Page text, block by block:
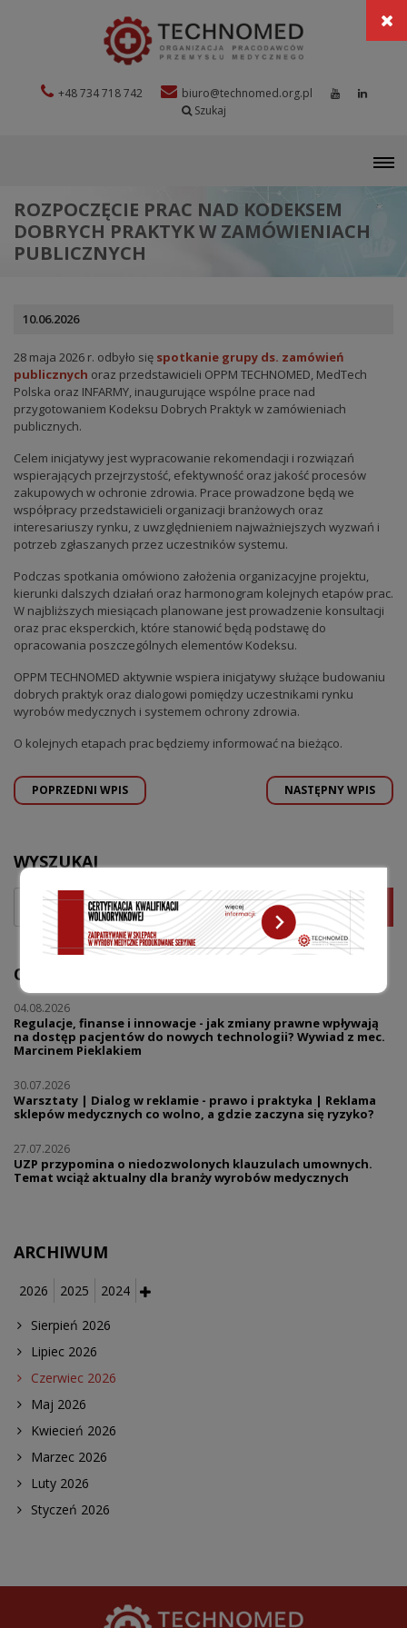
+48 734 718 742
biuro@technomed.org.pl
Szukaj
ROZPOCZĘCIE PRAC NAD KODEKSEM
DOBRYCH PRAKTYK W ZAMÓWIENIACH
PUBLICZNYCH
10.06.2026
28 maja 2026 r. odbyło się spotkanie grupy ds. zamówień
publicznych oraz przedstawicieli OPPM TECHNOMED, MedTech
Polska oraz INFARMY, inaugurujące wspólne prace nad
przygotowaniem Kodeksu Dobrych Praktyk w zamówieniach
publicznych.
Celem inicjatywy jest wypracowanie rekomendacji i rozwiązań
wspierających przejrzystość, efektywność oraz jakość procesów
zakupowych w ochronie zdrowia. Prace prowadzone będą we
współpracy przedstawicieli organizacji branżowych oraz
interesariuszy rynku, z uwzględnieniem najważniejszych wyzwań i
potrzeb zgłaszanych przez uczestników systemu.
Podczas spotkania omówiono założenia organizacyjne projektu,
kierunki dalszych działań oraz harmonogram kolejnych etapów prac.
W najbliższych miesiącach planowane jest prowadzenie konsultacji
oraz prac eksperckich, które stanowić będą podstawę do
opracowania poszczególnych elementów Kodeksu.
OPPM TECHNOMED aktywnie wspiera inicjatywy służące budowaniu
dobrych praktyk oraz dialogowi pomiędzy uczestnikami rynku
wyrobów medycznych i systemem ochrony zdrowia.
O kolejnych etapach prac będziemy informować na bieżąco.
POPRZEDNI WPIS NASTĘPNY WPIS
WYSZUKAJ
OSTATNIE WPISY
04.08.2026
Regulacje, finanse i innowacje - jak zmiany prawne wpływają
na dostęp pacjentów do nowych technologii? Wywiad z mec.
Marcinem Pieklakiem
30.07.2026
Warsztaty | Dialog w reklamie - prawo i praktyka | Reklama
sklepów medycznych co wolno, a gdzie zaczyna się ryzyko?
27.07.2026
UZP przypomina o niedozwolonych klauzulach umownych.
Temat wciąż aktualny dla branży wyrobów medycznych
ARCHIWUM
2026 2025 2024
Sierpień 2026
Lipiec 2026
Czerwiec 2026
Maj 2026
Kwiecień 2026
Marzec 2026
Luty 2026
Styczeń 2026